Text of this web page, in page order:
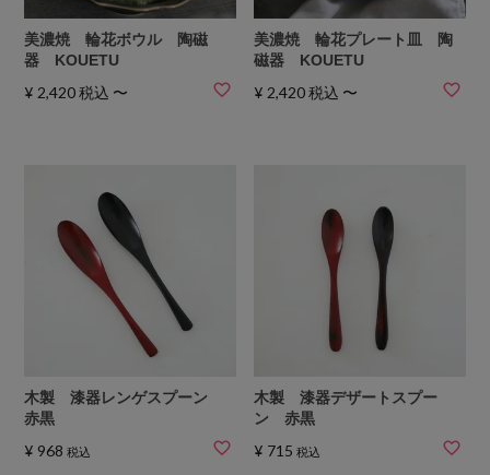
美濃焼 輪花ボウル 陶磁
器 KOUETU
¥ 2,420 税込 〜
美濃焼 輪花プレート皿 陶
磁器 KOUETU
¥ 2,420税込 〜
木製 漆器レンゲスプーン
赤黒
¥ 968 税込
木製 漆器デザートスプー
ン 赤黒
¥ 715 税込